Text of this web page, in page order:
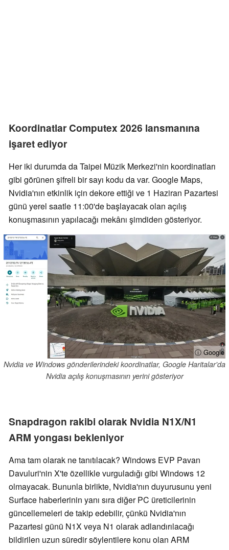
Koordinatlar Computex 2026 lansmanına
işaret ediyor
Her iki durumda da Taipei Müzik Merkezi'nin koordinatları
gibi görünen şifreli bir sayı kodu da var. Google Maps,
Nvidia'nın etkinlik için dekore ettiği ve 1 Haziran Pazartesi
günü yerel saatle 11:00'de başlayacak olan açılış
konuşmasının yapılacağı mekânı şimdiden gösteriyor.
ⓘ Google
Nvidia ve Windows gönderilerindeki koordinatlar, Google Haritalar'da
Nvidia açılış konuşmasının yerini gösteriyor
Snapdragon rakibi olarak Nvidia N1X/N1
ARM yongası bekleniyor
Ama tam olarak ne tanıtılacak? Windows EVP Pavan
Davuluri'nin X'te özellikle vurguladığı gibi Windows 12
olmayacak. Bununla birlikte, Nvidia'nın duyurusunu yeni
Surface haberlerinin yanı sıra diğer PC üreticilerinin
güncellemeleri de takip edebilir, çünkü Nvidia'nın
Pazartesi günü N1X veya N1 olarak adlandırılacağı
bildirilen uzun süredir söylentilere konu olan ARM